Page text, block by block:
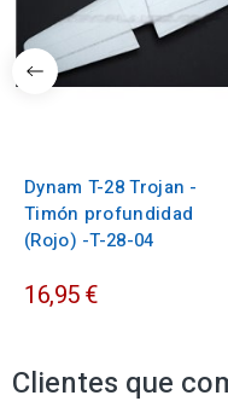
Dynam T-28 Trojan -
Timón profundidad
(Rojo) -T-28-04
16,95 €
Clientes que